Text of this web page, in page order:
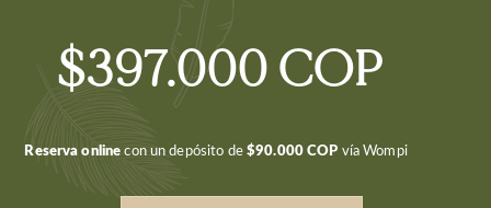
$397.000 COP
Reserva online con un depósito de $90.000 COP vía Wompi